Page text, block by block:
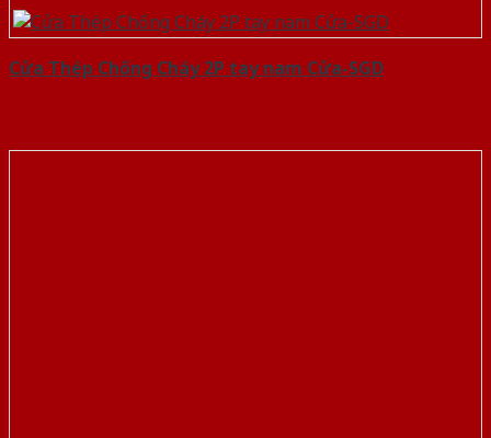
Cửa Thép Chống Cháy 2P tay nam Cửa-SGD